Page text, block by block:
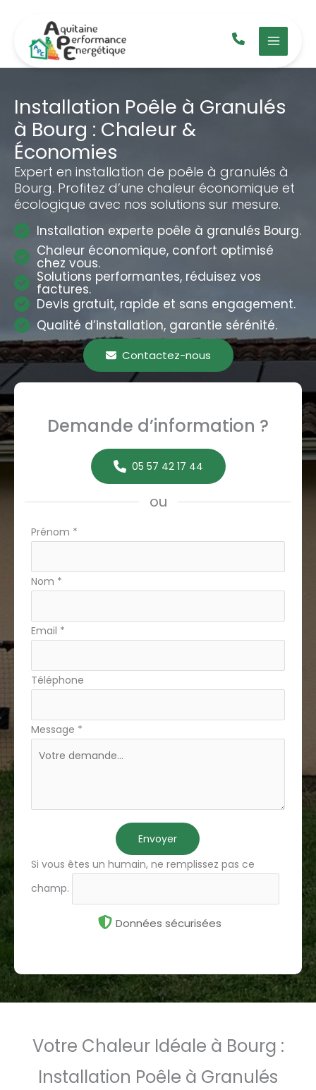
contenu
Installation Poêle à Granulés
à Bourg : Chaleur &
Économies
Expert en installation de poêle à granulés à
Bourg. Profitez d’une chaleur économique et
écologique avec nos solutions sur mesure.
Installation experte poêle à granulés Bourg.
Chaleur économique, confort optimisé
chez vous.
Solutions performantes, réduisez vos
factures.
Devis gratuit, rapide et sans engagement.
Qualité d’installation, garantie sérénité.
Contactez-nous
Demande d’information ?
05 57 42 17 44
ou
Formulaire
téléphone
Prénom *
Nom *
Email *
Téléphone
Message *
Envoyer
Si vous êtes un humain, ne remplissez pas ce
champ.
Données sécurisées
Votre Chaleur Idéale à Bourg :
Installation Poêle à Granulés